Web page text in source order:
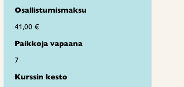
Osallistumismaksu
41,00 €
Paikkoja vapaana
7
Kurssin kesto